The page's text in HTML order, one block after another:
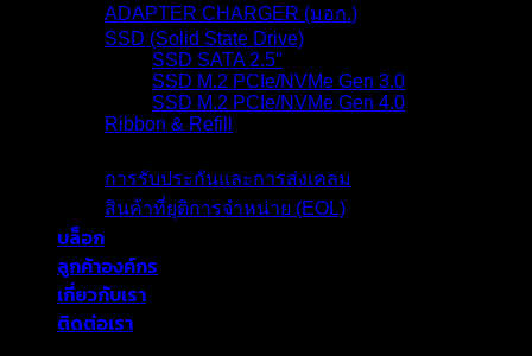
ADAPTER CHARGER (มอก.)
SSD (Solid State Drive)
SSD SATA 2.5″
SSD M.2 PCIe/NVMe Gen 3.0
SSD M.2 PCIe/NVMe Gen 4.0
Ribbon & Refill
การรับประกันและการส่งเคลม
สินค้าที่ยุติการจำหน่าย (EOL)
บล็อก
ลูกค้าองค์กร
เกี่ยวกับเรา
ติดต่อเรา